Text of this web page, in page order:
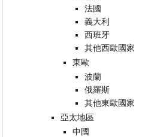
法國
義大利
西班牙
其他西歐國家
東歐
波蘭
俄羅斯
其他東歐國家
亞太地區
中國